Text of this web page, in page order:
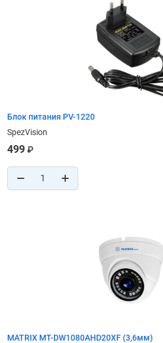
Блок питания PV-1220
SpezVision
499 ₽
MATRIX MT-DW1080AHD20XF (3,6мм)